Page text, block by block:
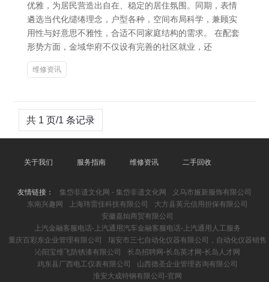
优雅，为居民营造出自在、稳定的居住氛围。同期，表情
遴选当代化缱绻理念，户型各种，空间布局科学，兼顾实
用性与好意思不雅性，合适不同家庭结构的需求。 在配套
形势方面，金域华府不仅设有完善的社区就业，还
维修资讯
共 1 页/1 条记录
关于我们 服务指南 维修资讯 二手回收
友情链接： 集岱非遗文化网 - 集岱非遗文化网
义乌市娅新服饰有限公司
东南兴趣网
上海玮雷佳科技有限公司
大方县英元信用担保有限公司
安徽嘉灿商贸有限公司
上汽金融客服电话-上汽通用汽车金融客服电话-上汽通用人工服务
重庆百彩东企业管理有限公司
瑞安市三七自动化仪器有限公司，自动化仪器销售
沁阳宝维飞防锈漆有限公司
长岛招聘网-长岛英才网-长岛人才网
鸡东县厂西电工仪表有限公司
山西德圣企业管理咨询有限公司
淮安大成特钢有限公司-官网